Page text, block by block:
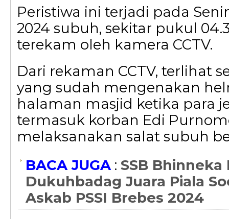
Peristiwa ini terjadi pada
2024 subuh, sekitar pukul
terekam oleh kamera CCTV.
Dari rekaman CCTV, terlihat
yang sudah mengenakan
halaman masjid ketika para
termasuk korban Edi
melaksanakan salat subuh
BACA JUGA: SSB Bhinneka
Dukuhbadag Juara Piala
Askab PSSI Brebes 2024